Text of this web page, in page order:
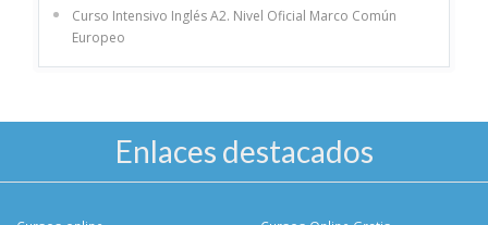
Curso Intensivo Inglés A2. Nivel Oficial Marco Común
Europeo
Enlaces destacados